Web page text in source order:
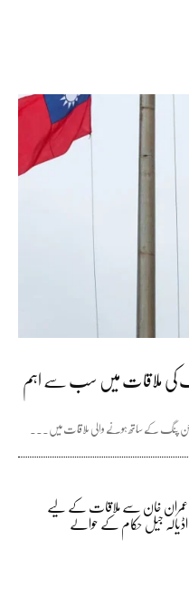
کی ملاقات میں سب سے اہم
پنگ کے ساتھ ہونے والی ملاقات میں...
خان سے ملاقات کے لیے
جیل حکام کے حوالے